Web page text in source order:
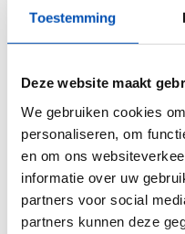
Toestemming
Deze website maakt
We gebruiken cookies
personaliseren, om
en om ons
informatie over uw
partners voor social
partners kunnen deze
DigitalPartnering.com
100%
HollandBIO
partnering
unlimited number of
financing rounds and
partnering after the